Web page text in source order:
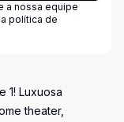
a nossa equipe
política de
1! Luxuosa
theater,